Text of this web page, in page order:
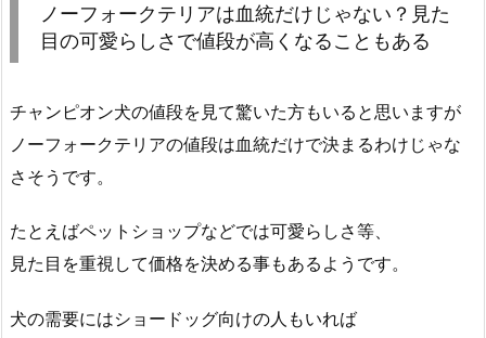
ノーフォークテリアは血統だけじゃない？見た
目の可愛らしさで値段が高くなることもある
チャンピオン犬の値段を見て驚いた方もいると思いますが
ノーフォークテリアの値段は血統だけで決まるわけじゃな
さそうです。
たとえばペットショップなどでは可愛らしさ等、
見た目を重視して価格を決める事もあるようです。
犬の需要にはショードッグ向けの人もいれば